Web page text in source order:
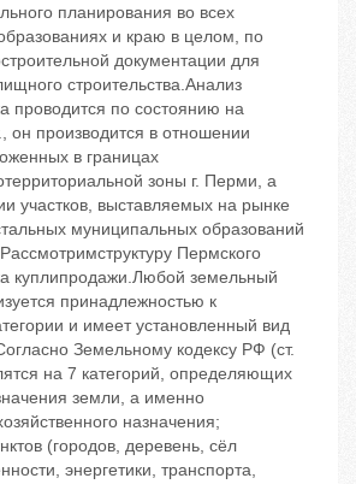
планирования во всех
и краю в целом, по
документации для
строительства.Анализ
проводится по состоянию на
он производится в отношении
в границах
зоны г. Перми, а
участков, выставляемых на рынке
муниципальных образований
Пермского
куплипродажи.Любой земельный
принадлежностью к
и имеет установленный вид
Земельному кодексу РФ (ст.
на 7 категорий, определяющих
земли, а именно
назначения;
(городов, деревень, сёл
энергетики, транспорта,